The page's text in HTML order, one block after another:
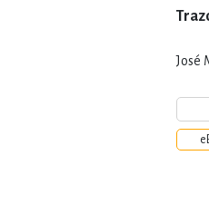
INFANTILES,
José